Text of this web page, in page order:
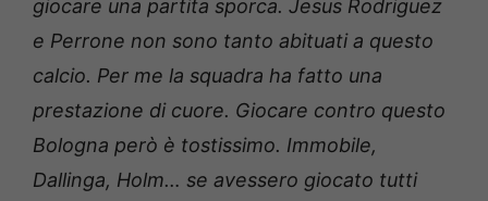
giocare una partita sporca. Jesus Rodriguez
e Perrone non sono tanto abituati a questo
calcio. Per me la squadra ha fatto una
prestazione di cuore. Giocare contro questo
Bologna però è tostissimo. Immobile,
Dallinga, Holm… se avessero giocato tutti